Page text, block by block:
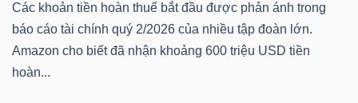
Các khoản tiền hoàn thuế bắt đầu được phản ánh trong
báo cáo tài chính quý 2/2026 của nhiều tập đoàn lớn.
Amazon cho biết đã nhận khoảng 600 triệu USD tiền
hoàn...